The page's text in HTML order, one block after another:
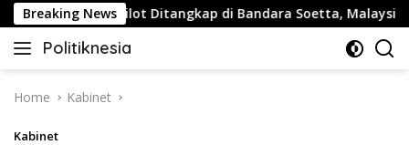
Skip
to
content
Breaking News
Buntut Pilot Ditangkap di Bandara Soetta, Malaysia
Politiknesia
Politiknesia.com
Home Kabinet
Kabinet